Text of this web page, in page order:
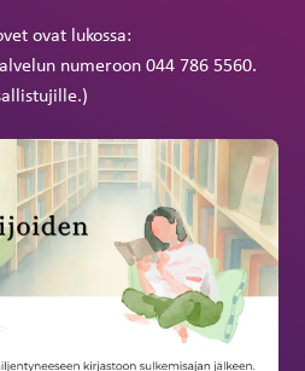
ovat lukossa:
numeroon 044 786 5560.